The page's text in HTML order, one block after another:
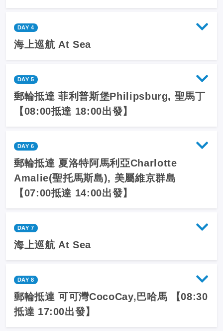
DAY 4
海上巡航 At Sea
DAY 5
郵輪抵達 菲利普斯堡Philipsburg, 聖馬丁
【08:00抵達 18:00出發】
DAY 6
郵輪抵達 夏洛特阿馬利亞Charlotte
Amalie(聖托馬斯島), 美屬維京群島
【07:00抵達 14:00出發】
DAY 7
海上巡航 At Sea
DAY 8
郵輪抵達 可可灣CocoCay,巴哈馬 【08:30
抵達 17:00出發】